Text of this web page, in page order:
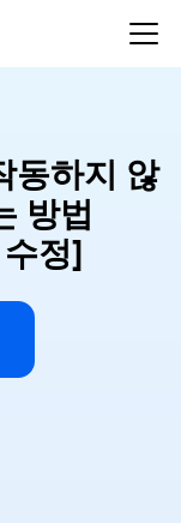
동하지 않
방법
정]